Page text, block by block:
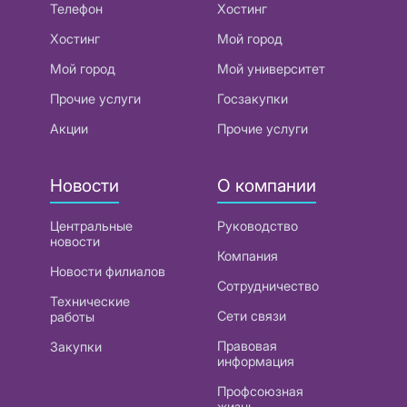
Телефон
Хостинг
Мой город
Прочие услуги
Акции
Хостинг
Мой город
Мой университет
Госзакупки
Прочие услуги
Новости
Центральные
новости
Новости филиалов
Технические
работы
Закупки
О компании
Руководство
Компания
Сотрудничество
Сети связи
Правовая
информация
Профсоюзная